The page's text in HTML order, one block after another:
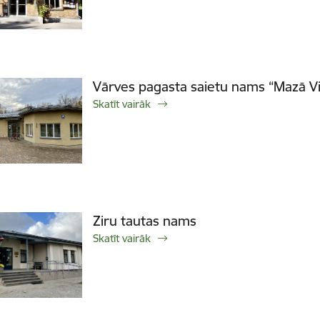
Vārves pagasta saietu nams “Mazā
Skatīt vairāk
Ziru tautas nams
Skatīt vairāk